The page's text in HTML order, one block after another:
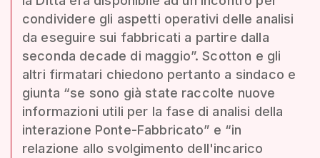
condividere gli aspetti operativi delle analisi
da eseguire sui fabbricati a partire dalla
seconda decade di maggio”. Scotton e gli
altri firmatari chiedono pertanto a sindaco e
giunta “se sono già state raccolte nuove
informazioni utili per la fase di analisi della
interazione Ponte-Fabbricato” e “in
relazione allo svolgimento dell'incarico